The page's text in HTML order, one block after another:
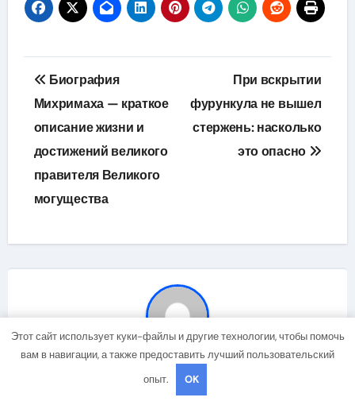
Навигация
по
записям
Биография
Михримаха — краткое
описание жизни и
достижений великого
правителя Великого
могущества
При вскрытии
фурункула не вышел
стержень: насколько
это опасно
studiohallo_
Этот сайт использует куки-файлы и другие технологии, чтобы помочь
вам в навигации, а также предоставить лучший пользовательский
опыт.
OK